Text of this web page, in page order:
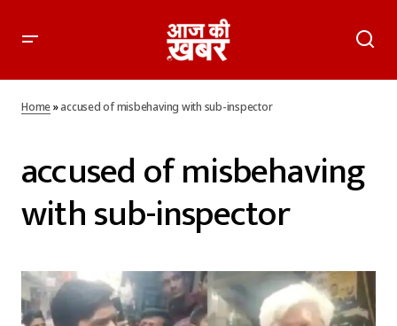
Home»accused of misbehaving with sub-inspector
accused of misbehaving
with sub-inspector